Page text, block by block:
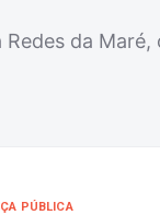
da
PÚBLICA